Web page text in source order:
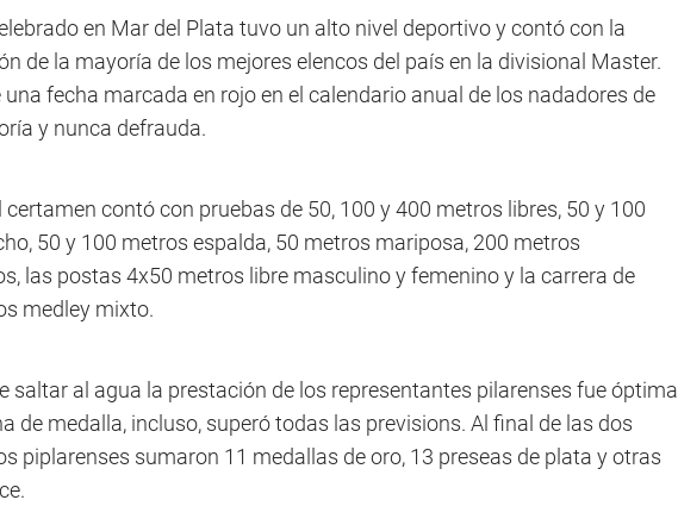
en Mar del Plata tuvo un alto nivel deportivo y contó con la
de la mayoría de los mejores elencos del país en la divisional Master.
una fecha marcada en rojo en el calendario anual de los nadadores de
y nunca defrauda.
certamen contó con pruebas de 50, 100 y 400 metros libres, 50 y 100
50 y 100 metros espalda, 50 metros mariposa, 200 metros
las postas 4x50 metros libre masculino y femenino y la carrera de
medley mixto.
saltar al agua la prestación de los representantes pilarenses fue óptima
de medalla, incluso, superó todas las previsions. Al final de las dos
piplarenses sumaron 11 medallas de oro, 13 preseas de plata y otras